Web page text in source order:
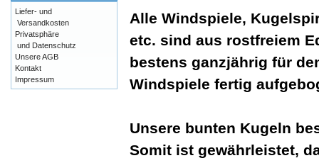
Alle Windspiele,
etc. sind aus rostfreiem
bestens ganzjährig für
Windspiele fertig
Unsere bunten Kugeln
Somit ist gewährleistet,
Liefer- und
Versandkosten
Privatsphäre
und Datenschutz
Unsere AGB
Kontakt
Impressum